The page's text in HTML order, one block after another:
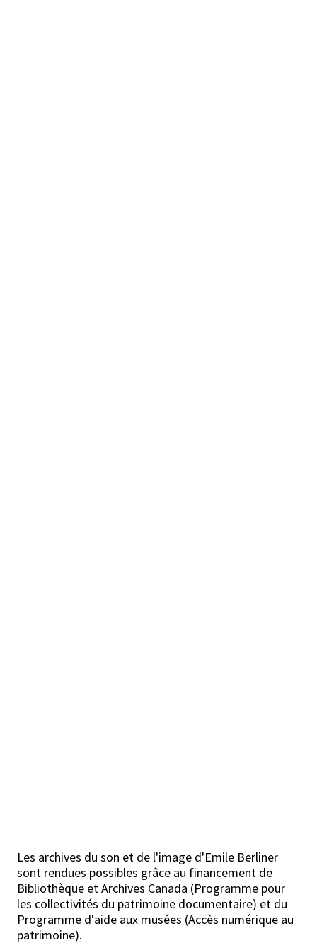
Les archives du son et de l'image d'Emile Berliner
sont rendues possibles grâce au financement de
Bibliothèque et Archives Canada (Programme pour
les collectivités du patrimoine documentaire) et du
Programme d'aide aux musées (Accès numérique au
patrimoine).